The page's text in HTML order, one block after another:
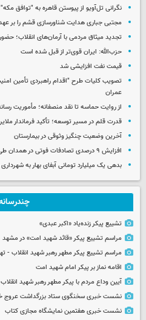
نگرانی تل‌آویو از پیوستن قاهره به "توافق مکه"
مجتبی جباری هدایت شناورسازی قشم را بر
تجدید میثاق مردمی با آرمان‌های انقلاب؛
حزب‌الله: ایران قوی‌تر از قبل شده است
قیمت نفت افزایشی شد
تصویب کلیات طرح "اقدام راهبردی تأمین
عمران
از روایت حماسه تا نقد منصفانه؛ مأموریت
قدرت قلم در مسیر توسعه؛ تأکید فرماندار
آخرین وضعیت چنگیز وثوقی در بیمارستان
افزایش ۹ درصدی تصادفات فوتی در همدان طی چهار ماه نخست امسال
بدهی یک میلیارد تومانی آبفای بهار به
تشییع پیکر زنده‌یاد «اکبر عبدی»
مراسم تشییع پیکر «قائد شهید امت» در مشهد
مراسم تشییع پیکر مطهر رهبر شهید انقلاب -
اقامه نماز بر پیکر امام شهید امت
آیین وداع مردم با پیکر مطهر رهبر شهید
نشست خبری سخنگوی ستاد بزرگداشت عروج
نشست خبری هفتمین نمایشگاه مجازی کتاب